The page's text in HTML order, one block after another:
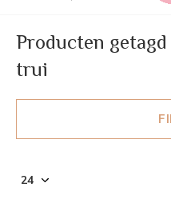
Producten
trui